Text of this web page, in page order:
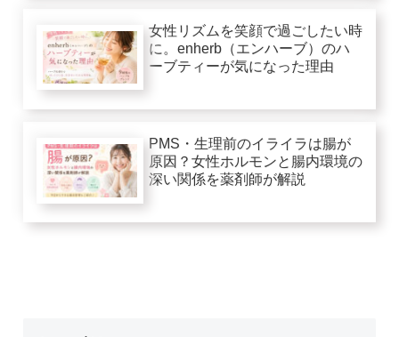
女性リズムを笑顔で過ごしたい時
に。enherb（エンハーブ）のハ
ーブティーが気になった理由
PMS・生理前のイライラは腸が
原因？女性ホルモンと腸内環境の
深い関係を薬剤師が解説